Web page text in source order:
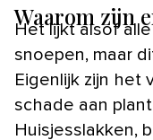
Waarom zijn
Het lijkt alsof alle slakken van planten
snoepen, maar
Eigenlijk zijn het
schade aan
Huisjesslakken,